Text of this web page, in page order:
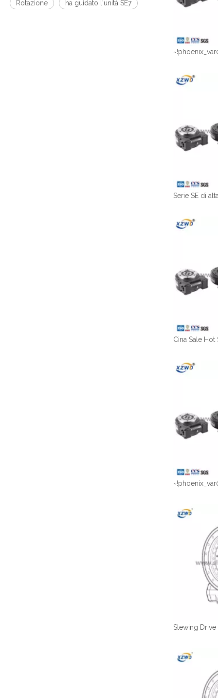
Rotazione ha guidato l'unità SE7